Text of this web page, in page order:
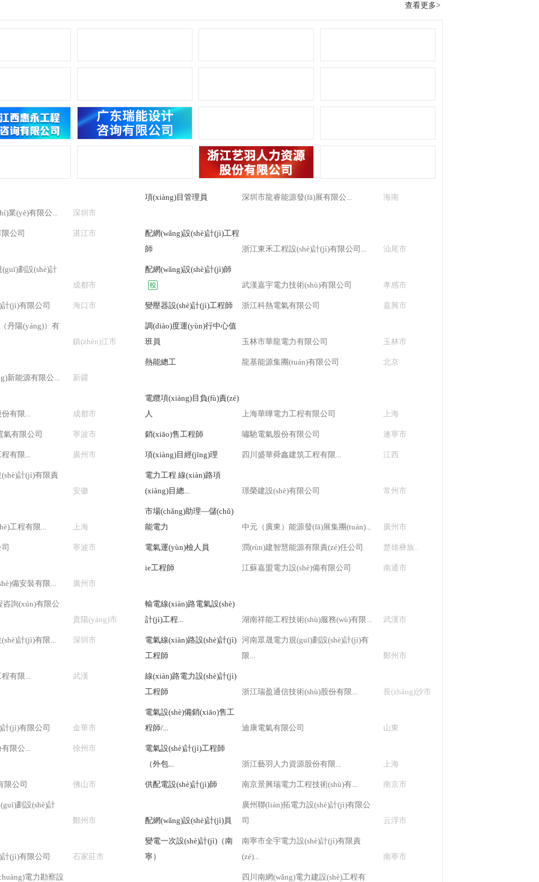
查看更多>
業(yè)有限公... 深圳市
項(xiàng)目管理員 深圳市龍睿能源發(fā)展有限公... 海南
公司 湛江市
配網(wǎng)設(shè)計(jì)工程
師
浙江東禾工程設(shè)計(jì)有限公司... 汕尾市
劃設(shè)計
成都市
配網(wǎng)設(shè)計(jì)師
武漢嘉宇電力技術(shù)有限公司
孝感市
(jì)有限公司 海口市 變壓器設(shè)計(jì)工程師 浙江科熱電氣有限公司 嘉興市
丹陽(yáng)）有
鎮(zhèn)江市
調(diào)度運(yùn)行中心值
班員
玉林市華龍電力有限公司 玉林市
新能源有限公... 新疆
熱能總工 龍基能源集團(tuán)有限公司 北京
有限... 成都市
電纜項(xiàng)目負(fù)責(zé)
人
上海華曄電力工程有限公司 上海
氣有限公司 寧波市 銷(xiāo)售工程師 嘯馳電氣股份有限公司 遂寧市
有限... 廣州市 項(xiàng)目經(jīng)理 四川盛華舜鑫建筑工程有限... 江西
計(jì)有限責
安徽
電力工程 線(xiàn)路項
(xiàng)目總...
璟榮建設(shè)有限公司 常州市
工程有限... 上海
市場(chǎng)助理—儲(chǔ)
能電力
中元（廣東）能源發(fā)展集團(tuán)... 廣州市
寧波市 電氣運(yùn)檢人員 潤(rùn)建智慧能源有限責(zé)任公司 楚雄彝族..
備安裝有限... 廣州市
ie工程師 江蘇嘉盟電力設(shè)備有限公司 南通市
咨詢(xún)有限公
貴陽(yáng)市
輸電線(xiàn)路電氣設(shè)
計(jì)工程...
湖南祥能工程技術(shù)服務(wù)有限... 武漢市
計(jì)有限... 深圳市
電氣線(xiàn)路設(shè)計(jì)
工程師
河南眾晟電力規(guī)劃設(shè)計(jì)有
限...
鄭州市
有限... 武漢
線(xiàn)路電力設(shè)計(jì)
工程師
浙江瑞盈通信技術(shù)股份有限... 長(zhǎng)沙市
(jì)有限公司 金華市
電氣設(shè)備銷(xiāo)售工
程師/...
迪康電氣有限公司 山東
限公... 徐州市
電氣設(shè)計(jì)工程師
（外包...
浙江藝羽人力資源股份有限... 上海
限公司 佛山市 供配電設(shè)計(jì)師 南京景興瑞電力工程技術(shù)有... 南京市
劃設(shè)計
鄭州市
配網(wǎng)設(shè)計(jì)員
廣州聯(lián)拓電力設(shè)計(jì)有限公
司
云浮市
(jì)有限公司 石家莊市
變電一次設(shè)計(jì)（南
寧）
南寧市全宇電力設(shè)計(jì)有限責
(zé)...
南寧市
電力勘察設 四川南網(wǎng)電力建設(shè)工程有